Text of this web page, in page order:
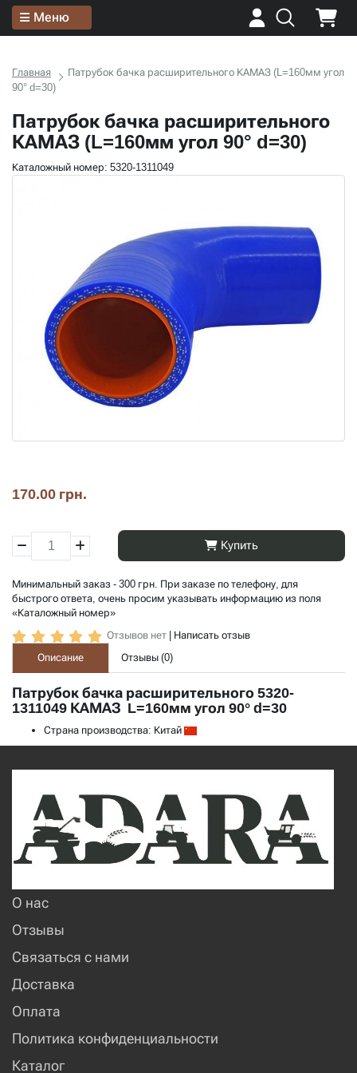
Меню
Главная
Патрубок бачка расширительного КАМАЗ (L=160мм угол
90° d=30)
Патрубок бачка расширительного
КАМАЗ (L=160мм угол 90° d=30)
Каталожный номер: 5320-1311049
170.00 грн.
Купить
Минимальный заказ - 300 грн. При заказе по телефону, для
быстрого ответа, очень просим указывать информацию из поля
«Каталожный номер»
Отзывов нет
Написать отзыв
Описание
Отзывы (0)
Патрубок бачка расширительного 5320-
1311049 КАМАЗ L=160мм угол 90° d=30
Страна производства: Китай
О нас
Отзывы
Связаться с нами
Доставка
Оплата
Политика конфиденциальности
Каталог